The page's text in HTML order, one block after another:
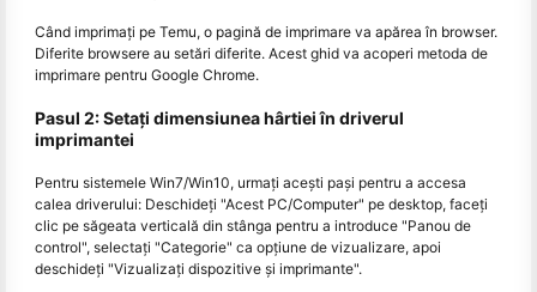
Când imprimați pe Temu, o pagină de imprimare va apărea în browser.
Diferite browsere au setări diferite. Acest ghid va acoperi metoda de
imprimare pentru Google Chrome.
Pasul 2: Setați dimensiunea hârtiei în driverul
imprimantei
Pentru sistemele Win7/Win10, urmați acești pași pentru a accesa
calea driverului: Deschideți "Acest PC/Computer" pe desktop, faceți
clic pe săgeata verticală din stânga pentru a introduce "Panou de
control", selectați "Categorie" ca opțiune de vizualizare, apoi
deschideți "Vizualizați dispozitive și imprimante".